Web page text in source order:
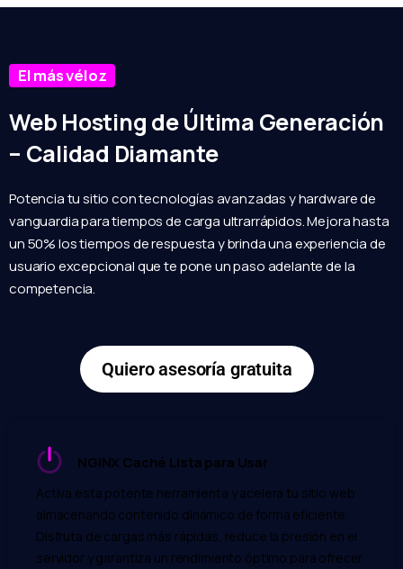
El más véloz
Web Hosting de Última Generación
– Calidad Diamante
Potencia tu sitio con tecnologías avanzadas y hardware de
vanguardia para tiempos de carga ultrarrápidos. Mejora hasta
un 50% los tiempos de respuesta y brinda una experiencia de
usuario excepcional que te pone un paso adelante de la
competencia.
Quiero asesoría gratuita
NGINX Caché Lista para Usar
Activa esta potente herramienta y acelera tu sitio web
almacenando contenido dinámico de forma eficiente.
Disfruta de cargas más rápidas, reduce la presión en el
servidor y garantiza un rendimiento óptimo para ofrecer